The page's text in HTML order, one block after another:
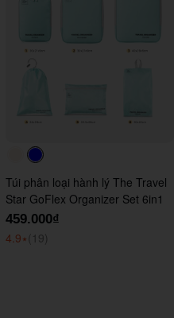
#faf0e6
Túi phân loại hành lý The Travel
Star GoFlex Organizer Set 6in1
459.000₫
4.9⭑ (19)